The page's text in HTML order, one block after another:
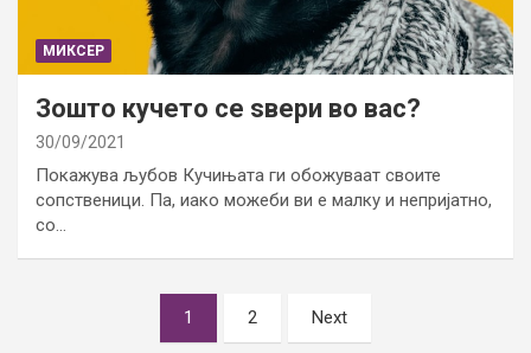
МИКСЕР
Зошто кучето се ѕвери во вас?
30/09/2021
Покажува љубов Кучињата ги обожуваат своите
сопственици. Па, иако можеби ви е малку и непријатно,
со…
1 2 Next